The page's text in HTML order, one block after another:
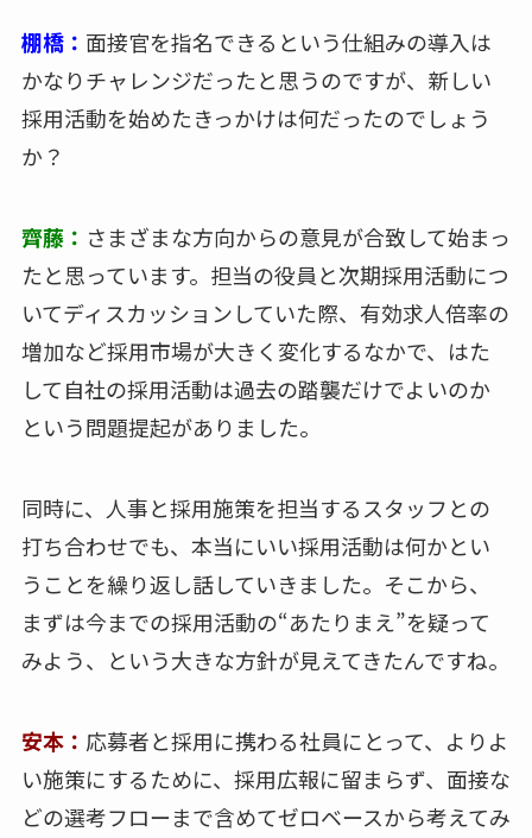
棚橋： 面接官を指名できるという仕組みの導入は
かなりチャレンジだったと思うのですが、新しい
採用活動を始めたきっかけは何だったのでしょう
か？
齊藤： さまざまな方向からの意見が合致して始まっ
たと思っています。担当の役員と次期採用活動につ
いてディスカッションしていた際、有効求人倍率の
増加など採用市場が大きく変化するなかで、はた
して自社の採用活動は過去の踏襲だけでよいのか
という問題提起がありました。
同時に、人事と採用施策を担当するスタッフとの
打ち合わせでも、本当にいい採用活動は何かとい
うことを繰り返し話していきました。そこから、
まずは今までの採用活動の“あたりまえ”を疑って
みよう、という大きな方針が見えてきたんですね。
安本： 応募者と採用に携わる社員にとって、よりよ
い施策にするために、採用広報に留まらず、面接な
どの選考フローまで含めてゼロベースから考えてみ